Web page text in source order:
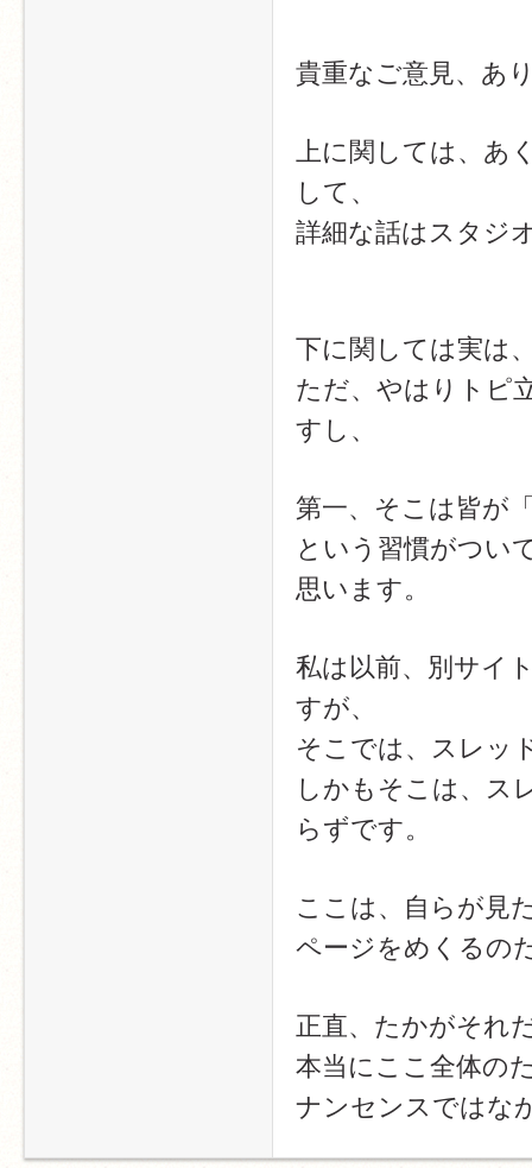
貴重なご意見、あ
上に関しては、あ
して、
詳細な話はスタジ
下に関しては実は
ただ、やはりトピ
すし、
第一、そこは皆が
という習慣がつい
思います。
私は以前、別サイ
すが、
そこでは、スレッ
しかもそこは、ス
らずです。
ここは、自らが見
ページをめくるの
正直、たかがそれ
本当にここ全体の
ナンセンスではな